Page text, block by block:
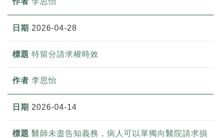
2026-04-28
特留分請求權時效
李思怡
2026-04-14
醫師未盡告知義務，病人可以單獨向醫院請求損